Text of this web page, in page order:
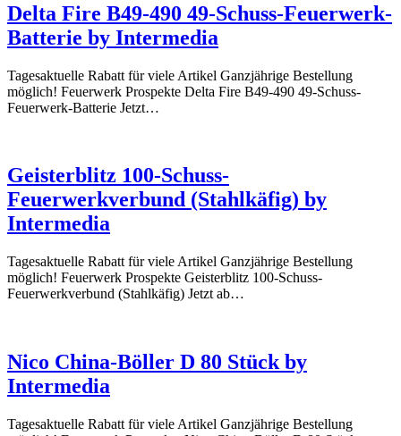
Delta Fire B49-490 49-Schuss-Feuerwerk-
Batterie by Intermedia
Tagesaktuelle Rabatt für viele Artikel Ganzjährige Bestellung
möglich! Feuerwerk Prospekte Delta Fire B49-490 49-Schuss-
Feuerwerk-Batterie Jetzt…
Geisterblitz 100-Schuss-
Feuerwerkverbund (Stahlkäfig) by
Intermedia
Tagesaktuelle Rabatt für viele Artikel Ganzjährige Bestellung
möglich! Feuerwerk Prospekte Geisterblitz 100-Schuss-
Feuerwerkverbund (Stahlkäfig) Jetzt ab…
Nico China-Böller D 80 Stück by
Intermedia
Tagesaktuelle Rabatt für viele Artikel Ganzjährige Bestellung